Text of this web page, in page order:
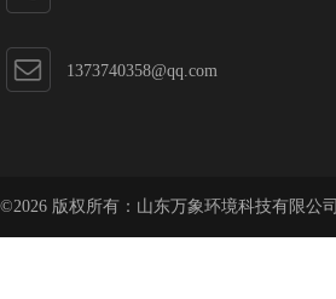
1373740358@qq.com
©2026 版权所有：山东万象环境科技有限公